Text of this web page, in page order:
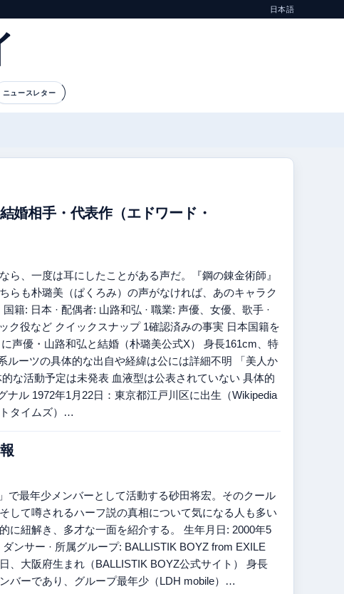
日本語
ニュースレター
婚相手・代表作（エドワード・
、一度は耳にしたことがある声だ。『鋼の錬金術師』
らも朴璐美（ぱくろみ）の声がなければ、あのキャラク
籍: 日本 · 配偶者: 山路和弘 · 職業: 声優、女優、歌手 ·
ク役など クイックスナップ 1確認済みの事実 日本国籍を
声優・山路和弘と結婚（朴璐美公式X） 身長161cm、特
ーツの具体的な出自や経緯は公には詳細不明 「美人か
な活動予定は未発表 血液型は公表されていない 具体的
ル 1972年1月22日：東京都江戸川区に出生（Wikipedia
タイムズ）…
で最年少メンバーとして活動する砂田将宏。そのクール
して噂されるハーフ説の真相について気になる人も多い
に紐解き、多才な一面を紹介する。 生年月日: 2000年5
ンサー · 所属グループ: BALLISTIK BOYZ from EXILE
、大阪府生まれ（BALLISTIK BOYZ公式サイト） 身長
バーであり、グループ最年少（LDH mobile）…